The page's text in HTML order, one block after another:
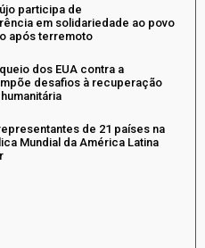
participa de
em solidariedade ao povo
após terremoto
dos EUA contra a
desafios à recuperação
de 21 países na
Mundial da América Latina